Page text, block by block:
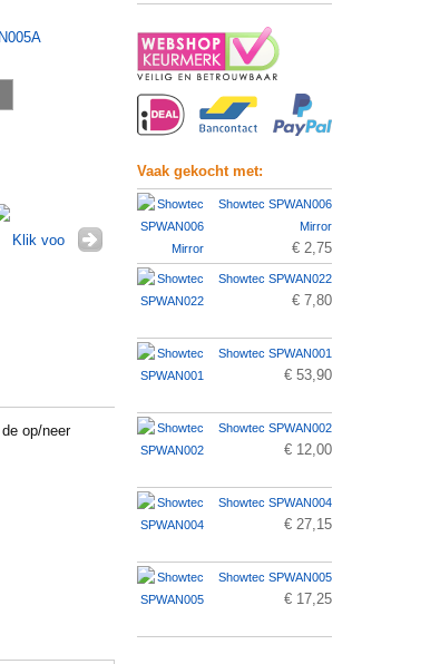
op/neer
Vaak gekocht met:
Showtec SPWAN006
Mirror
€ 2,75
Showtec SPWAN022
€ 7,80
Showtec SPWAN001
€ 53,90
Showtec SPWAN002
€ 12,00
Showtec SPWAN004
€ 27,15
Showtec SPWAN005
€ 17,25